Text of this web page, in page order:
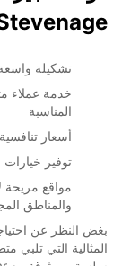
تشكيلة
خدمة عملاء
المناسبة
أسعار
توفير خيارات
والمناطق
المثالية التي تلبي